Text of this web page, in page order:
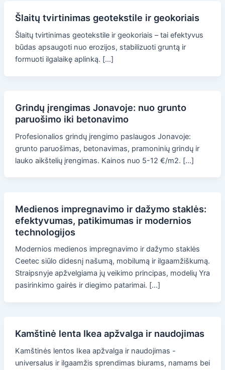
Šlaitų tvirtinimas geotekstile ir geokoriais
Šlaitų tvirtinimas geotekstile ir geokoriais – tai efektyvus
būdas apsaugoti nuo erozijos, stabilizuoti gruntą ir
formuoti ilgalaikę aplinką. […]
Grindų įrengimas Jonavoje: nuo grunto
paruošimo iki betonavimo
Profesionalios grindų įrengimo paslaugos Jonavoje:
grunto paruošimas, betonavimas, pramoninių grindų ir
lauko aikštelių įrengimas. Kainos nuo 5-12 €/m2. […]
Medienos impregnavimo ir dažymo staklės:
efektyvumas, patikimumas ir modernios
technologijos
Modernios medienos impregnavimo ir dažymo staklės
Ceetec siūlo didesnį našumą, mobilumą ir ilgaamžiškumą.
Straipsnyje apžvelgiama jų veikimo principas, modelių Yra
pasirinkimo gairės ir diegimo patarimai. […]
Kamštinė lenta Ikea apžvalga ir naudojimas
Kamštinės lentos Ikea apžvalga ir naudojimas -
universalus ir ilgaamžis sprendimas biurams, namams bei